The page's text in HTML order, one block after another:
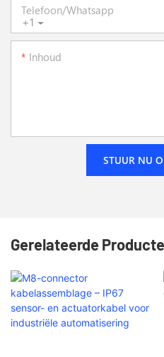
+1
Telefoon/whatsapp
Inhoud
STUUR NU
Gerelateerde